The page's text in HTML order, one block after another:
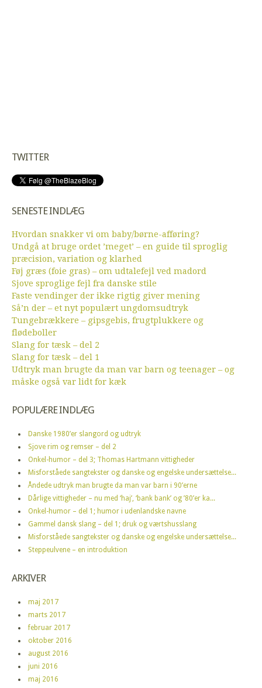
TWITTER
SENESTE INDLÆG
Hvordan snakker vi om baby/børne-afføring?
Undgå at bruge ordet ’meget’ – en guide til sproglig
præcision, variation og klarhed
Føj græs (foie gras) – om udtalefejl ved madord
Sjove sproglige fejl fra danske stile
Faste vendinger der ikke rigtig giver mening
Så’n der – et nyt populært ungdomsudtryk
Tungebrækkere – gipsgebis, frugtplukkere og
flødeboller
Slang for tæsk – del 2
Slang for tæsk – del 1
Udtryk man brugte da man var barn og teenager – og
måske også var lidt for kæk
POPULÆRE INDLÆG
Danske 1980’er slangord og udtryk
Sjove rim og remser – del 2
Onkel-humor – del 3; Thomas Hartmann vittigheder
Misforståede sangtekster og danske og engelske undersættelse...
Åndede udtryk man brugte da man var barn i 90’erne
Dårlige vittigheder – nu med ‘haj’, ‘bank bank’ og ’80’er ka...
Onkel-humor – del 1; humor i udenlandske navne
Gammel dansk slang – del 1; druk og værtshusslang
Misforståede sangtekster og danske og engelske undersættelse...
Steppeulvene – en introduktion
ARKIVER
maj 2017
marts 2017
februar 2017
oktober 2016
august 2016
juni 2016
maj 2016